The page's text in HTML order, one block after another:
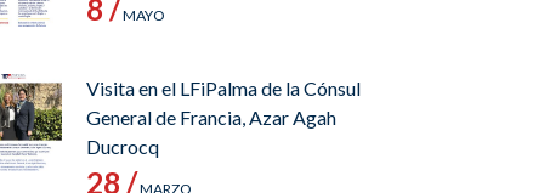
8 /MAYO
Visita en el LFiPalma de la Cónsul
General de Francia, Azar Agah
Ducrocq
28 /MARZO